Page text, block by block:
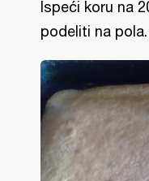
Ispeći koru na
podeliti na pola.